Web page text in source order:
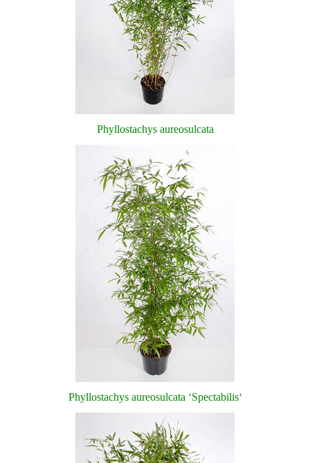
Phyllostachys aureosulcata
Phyllostachys aureosulcata ‘Spectabilis‘